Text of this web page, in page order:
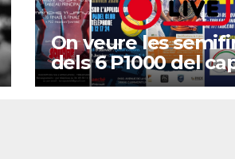
On veure les
dels 6 P1000 del
setmana?